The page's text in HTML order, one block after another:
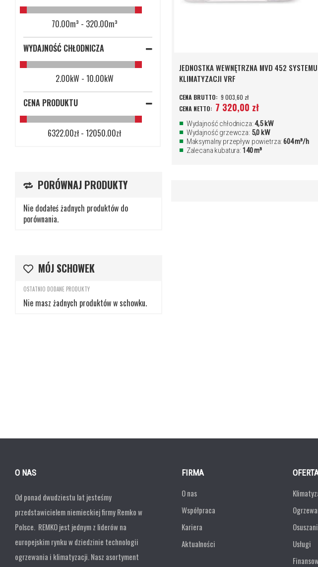
JEDNOSTKA WEWNĘTRZNA MVD 452 SYSTEMU
KLIMATYZACJI VRF
9 003,60 zł
7 320,00 zł
Wydajność chłodnicza:4,5 kW
Wydajność grzewcza: 5,0 kW
Maksymalny przepływ powietrza:604 m³/h
Zalecana kubatura: 140 m³
DODAJ DO KOSZYKA
DO
ZAPYTANIA
DODAJ DO KOSZYKA
DO
ZAPYTANIA
DODAJ DO KOSZYKA
DO
ZAPYTANIA
70.00m³ - 320.00m³
WYDAJNOŚĆ CHŁODNICZA
2.00kW - 10.00kW
CENA PRODUKTU
6322.00zł - 12050.00zł
PORÓWNAJ PRODUKTY
Nie dodałeś żadnych produktów do
porównania.
MÓJ SCHOWEK
OSTATNIO DODANE PRODUKTY
Nie masz żadnych produktów w schowku.
O NAS
Od ponad dwudziestu lat jesteśmy
przedstawicielem niemieckiej firmy Remko w
Polsce. REMKO jest jednym z liderów na
europejskim rynku w dziedzinie technologii
ogrzewania i klimatyzacji. Nasz asortyment
FIRMA
O nas
Współpraca
Kariera
Aktualności
Usługi